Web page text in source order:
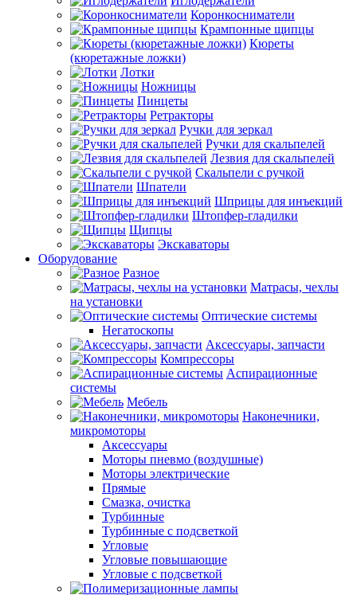
Коронкосниматели
Крампонные щипцы
Кюреты
(кюретажные ложки)
Лотки
Ножницы
Пинцеты
Ретракторы
Ручки для зеркал
Ручки для скальпелей
Лезвия для скальпелей
Скальпели с ручкой
Шпатели
Шприцы для инъекций
Штопфер-гладилки
Щипцы
Экскаваторы
Оборудование
Разное
Матрасы, чехлы
на установки
Оптические системы
Негатоскопы
Аксессуары, запчасти
Компрессоры
Аспирационные
системы
Мебель
Наконечники,
микромоторы
Аксессуары
Моторы пневмо (воздушные)
Моторы электрические
Прямые
Смазка, очистка
Турбинные
Турбинные с подсветкой
Угловые
Угловые повышающие
Угловые с подсветкой